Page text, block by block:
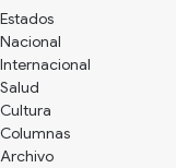
Estados
Nacional
Internacional
Salud
Cultura
Archivo